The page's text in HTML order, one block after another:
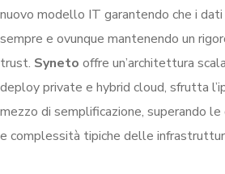
nuovo modello IT garantendo che i
sempre e ovunque mantenendo un
trust. Syneto offre un’architettura
deploy private e hybrid cloud, sfrutta
mezzo di semplificazione, superando
e complessità tipiche delle